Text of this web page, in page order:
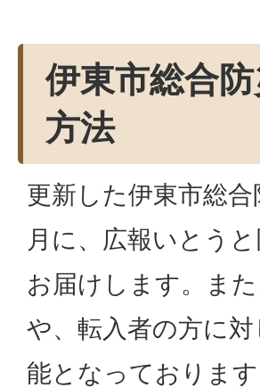
伊東市総合
方法
更新した伊東市総
月に、広報いとう
お届けします。ま
や、転入者の方に
能となっておりま